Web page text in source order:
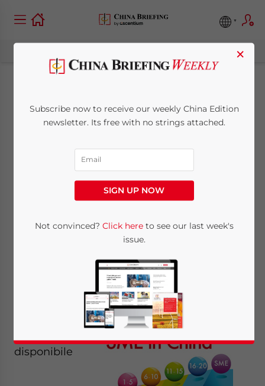
Creare e consolidare
una PMI in Cina:
un’esperienza e 20
lezioni
Reading Time: < 1 minute
disponibile
×
Subscribe now to receive our weekly China Edition
newsletter. Its free with no strings attached.
SIGN UP NOW
Not convinced? Click hereto see our last week's
issue.